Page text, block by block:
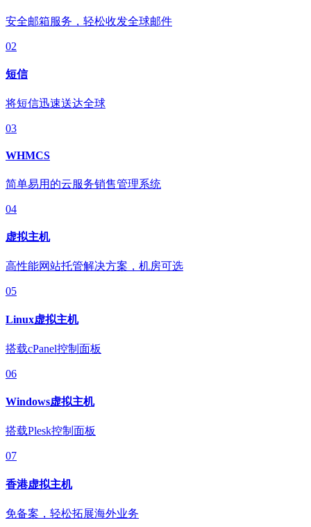
安全邮箱服务，轻松收发全球邮件
02
短信
将短信迅速送达全球
03
WHMCS
简单易用的云服务销售管理系统
04
虚拟主机
高性能网站托管解决方案，机房可选
05
Linux虚拟主机
搭载cPanel控制面板
06
Windows虚拟主机
搭载Plesk控制面板
07
香港虚拟主机
免备案，轻松拓展海外业务